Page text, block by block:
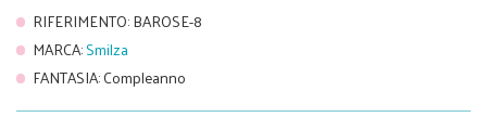
RIFERIMENTO:BAROSE-8
MARCA:Smilza
FANTASIA:Compleanno